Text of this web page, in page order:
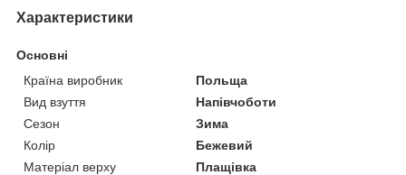
Характеристики
Основні
Країна виробник
Польща
Вид взуття
Напівчоботи
Сезон
Зима
Колір
Бежевий
Матеріал верху
Плащівка